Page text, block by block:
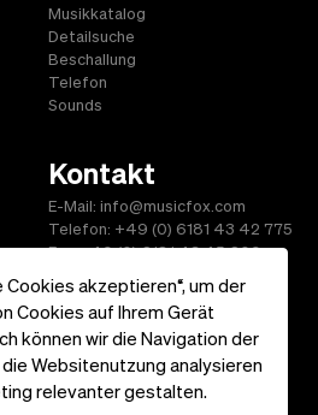
Cookies akzeptieren“, um der
Cookies auf Ihrem Gerät
können wir die Navigation der
Websitenutzung analysieren
relevanter gestalten.
Musikkatalog
Detailsuche
Beschallung
Telefon
Sounds
Kontakt
E-Mail: info@musicfox.com
Telefon: +49 (0) 6181 43 42 775
Fax: +49 (0) 6181 43 45 609
|AGB|Kontakt
- Gemafreie Musik. All Rights